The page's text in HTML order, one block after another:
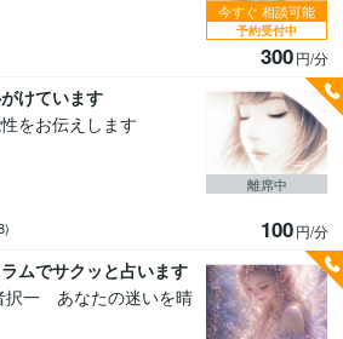
300円/分
今すぐ 相談可能
予約受付中
けています
をお伝えします
100円/分
離席中
ムでサクッと占います
択一 あなたの迷いを晴